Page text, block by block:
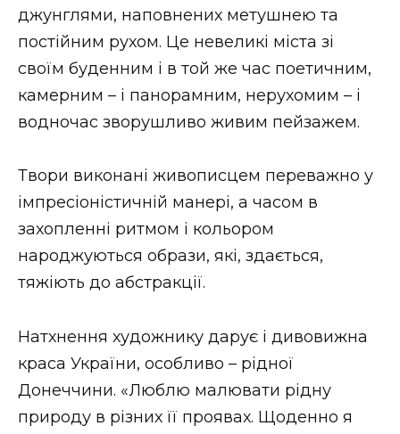
ФОТО
ВІДЕО
джунглями, наповнених метушнею та
постійним рухом. Це невеликі міста зі
своїм буденним і в той же час поетичним,
камерним – і панорамним, нерухомим – і
водночас зворушливо живим пейзажем.
Твори виконані живописцем переважно у
імпресіоністичній манері, а часом в
захопленні ритмом і кольором
народжуються образи, які, здається,
тяжіють до абстракції.
Натхнення художнику дарує і дивовижна
краса України, особливо – рідної
Донеччини. «Люблю малювати рідну
природу в різних її проявах. Щоденно я